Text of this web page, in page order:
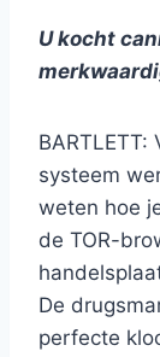
U kocht
systeem
weten hoe
de TOR-
De
perfecte